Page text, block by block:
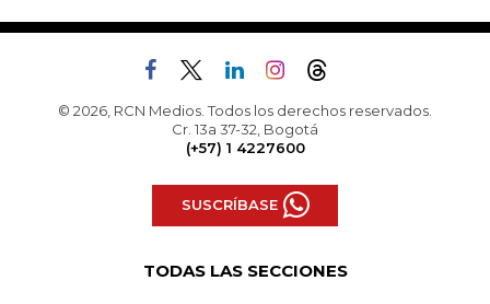
© 2026, RCN Medios. Todos los derechos reservados.
Cr. 13a 37-32, Bogotá
(+57) 1 4227600
SUSCRÍBASE
TODAS LAS SECCIONES